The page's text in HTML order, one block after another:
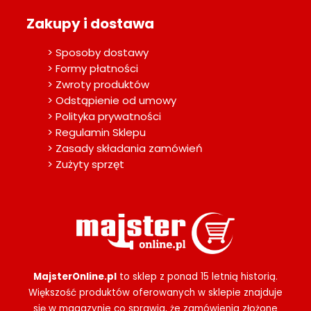
Zakupy i dostawa
> Sposoby dostawy
> Formy płatności
> Zwroty produktów
> Odstąpienie od umowy
> Polityka prywatności
> Regulamin Sklepu
> Zasady składania zamówień
> Zużyty sprzęt
MajsterOnline.pl to sklep z ponad 15 letnią historią.
Większość produktów oferowanych w sklepie znajduje
się w magazynie co sprawia, że zamówienia złożone